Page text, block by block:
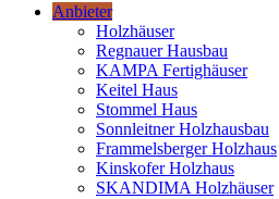
Anbieter
Holzhäuser
Regnauer Hausbau
KAMPA Fertighäuser
Keitel Haus
Stommel Haus
Sonnleitner Holzhausbau
Frammelsberger Holzhaus
Kinskofer Holzhaus
SKANDIMA Holzhäuser